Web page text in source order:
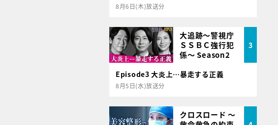
8月6日(木)放送分
大追跡～警視庁
ＳＳＢＣ強行犯
係～ Season2
3
Episode3 大炎上…暴走する正義
8月5日(水)放送分
クロスロード ～